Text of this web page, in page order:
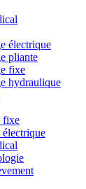
électrique
pliante
fixe
hydraulique
fixe